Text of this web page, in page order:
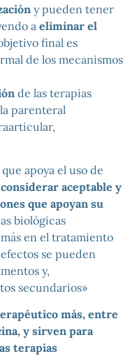
y pueden tener
a eliminar el
final es
de los mecanismos
de las terapias
parenteral
que apoya el uso de
aceptable y
que apoyan su
biológicas
en el tratamiento
se pueden
y,
secundarios»
más, entre
y sirven para
terapias